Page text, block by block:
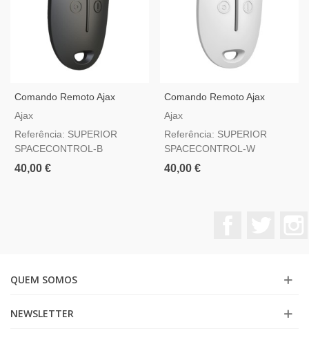
Comando Remoto Ajax
Superior SpaceControl
De Pânico Grau 2
Ajax
Referência: SUPERIOR
SPACECONTROL-B
40,00 €
Comando Remoto Ajax
Superior SpaceControl
Botão De Pânico Grau 2
Ajax
Referência: SUPERIOR
SPACECONTROL-W
40,00 €
QUEM SOMOS
NEWSLETTER